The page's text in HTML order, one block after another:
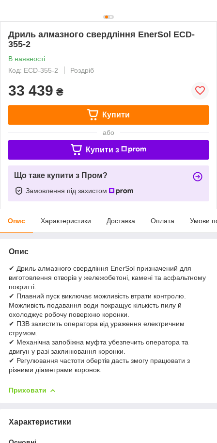
Дриль алмазного свердління EnerSol ECD-
355-2
В наявності
Код: ECD-355-2
Роздріб
33 439 ₴
Купити
або
Купити з
Що таке купити з Пром?
Замовлення під захистом
Опис Характеристики Доставка Оплата Умови
Опис
✔ Дриль алмазного свердління EnerSol призначений для
виготовлення отворів у жележобетоні, камені та асфальтному
покритті.
✔ Плавний пуск виключає можливість втрати контролю.
Можливість подавання води покращує кількість пилу й
охолоджує робочу поверхню коронки.
✔ ПЗВ захистить оператора від ураження електричним
струмом.
✔ Механічна запобіжна муфта убезпечить оператора та
двигун у разі заклинювання коронки.
✔ Регулювання частоти обертів дасть змогу працювати з
різними діаметрами коронок.
Приховати
Характеристики